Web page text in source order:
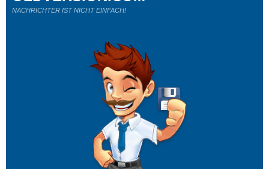
NACHRICHTER IST NICHT EINFACH!